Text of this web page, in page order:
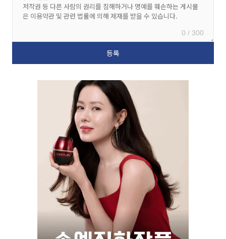
0 / 300